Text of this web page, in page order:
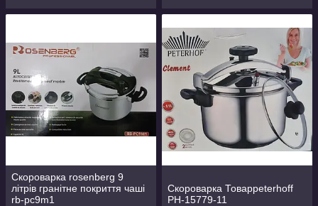
Скороварка rosenberg 9
літрів гранітне покриття чаші
rb-pc9m1
Скороварка Товарpeterhoff
PH-15779-11